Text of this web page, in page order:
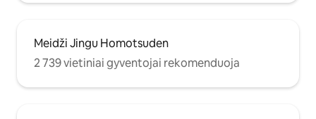
Meidži Jingu Homotsuden
2 739 vietiniai gyventojai rekomenduoja